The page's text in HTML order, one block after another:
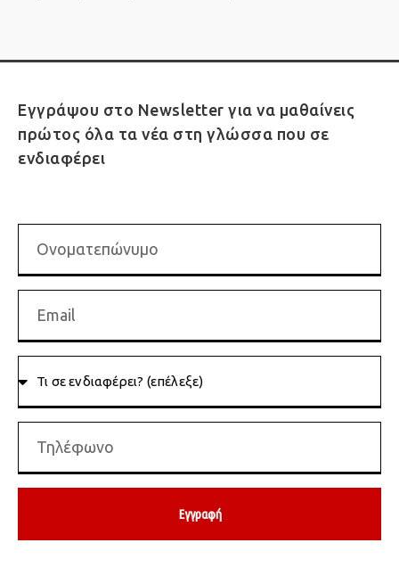
Εγγράψου στο Newsletter για να μαθαίνεις
πρώτος όλα τα νέα στη γλώσσα που σε
ενδιαφέρει
Εγγραφή